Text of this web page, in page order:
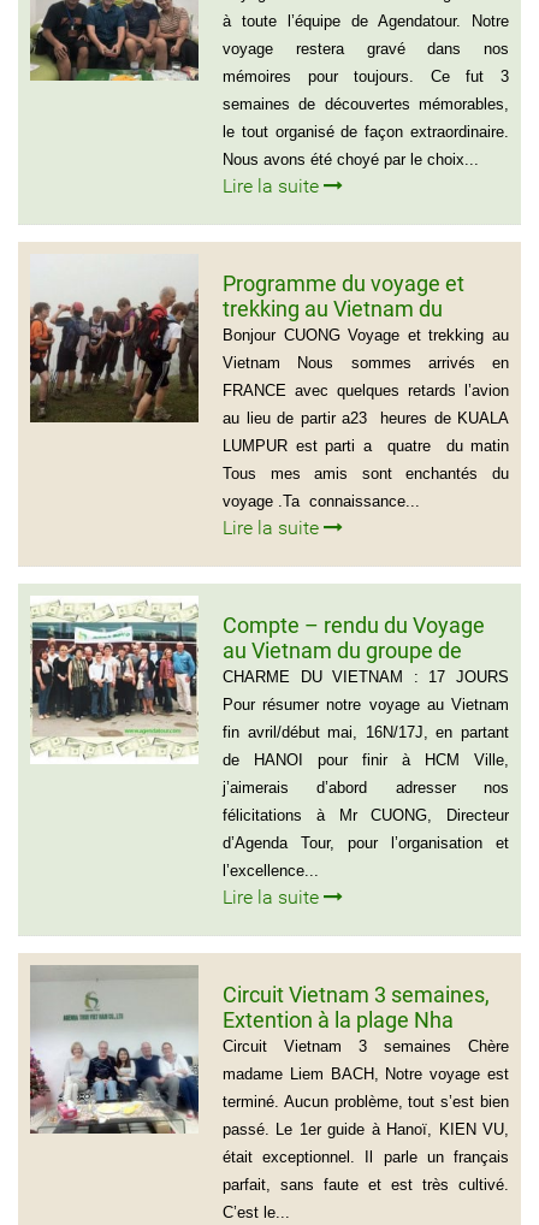
à toute l’équipe de Agendatour. Notre
voyage restera gravé dans nos
mémoires pour toujours. Ce fut 3
semaines de découvertes mémorables,
le tout organisé de façon extraordinaire.
Nous avons été choyé par le choix...
Lire la suite
Programme du voyage et
trekking au Vietnam du
groupe d’amis de Mr Louis
COURTESOLLE (14
personnes)
Bonjour CUONG Voyage et trekking au
Vietnam Nous sommes arrivés en
FRANCE avec quelques retards l’avion
au lieu de partir a23 heures de KUALA
LUMPUR est parti a quatre du matin
Tous mes amis sont enchantés du
voyage .Ta connaissance...
Lire la suite
Compte – rendu du Voyage
au Vietnam du groupe de
Madame ANNA BOVO
(Groupe de 21 personnes) –
Français
CHARME DU VIETNAM : 17 JOURS
Pour résumer notre voyage au Vietnam
fin avril/début mai, 16N/17J, en partant
de HANOI pour finir à HCM Ville,
j’aimerais d’abord adresser nos
félicitations à Mr CUONG, Directeur
d’Agenda Tour, pour l’organisation et
l’excellence...
Lire la suite
Circuit Vietnam 3 semaines,
Extention à la plage Nha
Trang, Groupe de Mr Jean-
Pierre KERLING Téléphone en
France: 06 13 01 66 06
Circuit Vietnam 3 semaines Chère
madame Liem BACH, Notre voyage est
terminé. Aucun problème, tout s’est bien
passé. Le 1er guide à Hanoï, KIEN VU,
était exceptionnel. Il parle un français
parfait, sans faute et est très cultivé.
C’est le...